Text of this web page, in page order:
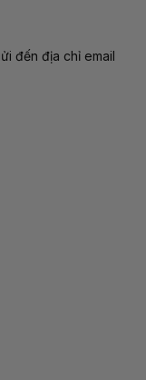
đến địa chỉ email